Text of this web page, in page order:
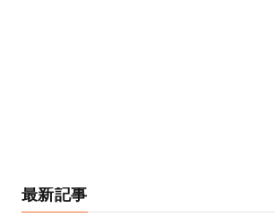
最新記事